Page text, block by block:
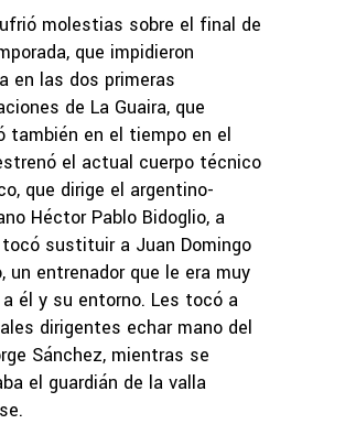
molestias sobre el final de
que impidieron
en las dos primeras
de La Guaira, que
también en el tiempo en el
el actual cuerpo técnico
que dirige el argentino-
Héctor Pablo Bidoglio, a
sustituir a Juan Domingo
un entrenador que le era muy
él y su entorno. Les tocó a
dirigentes echar mano del
Sánchez, mientras se
el guardián de la valla